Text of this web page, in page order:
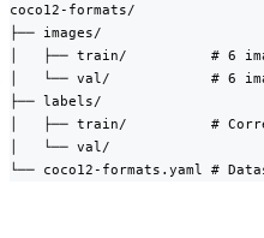
coco12-formats/
├── images/
│   ├── train/          # 6
│   └── val/            # 6
├── labels/
│   ├── train/          #
│   └── val/
└── coco12-formats.yaml #